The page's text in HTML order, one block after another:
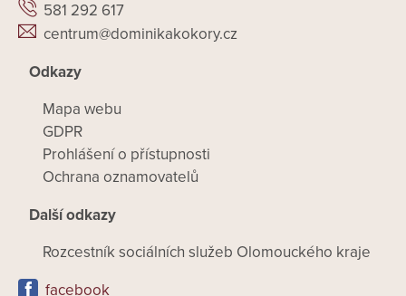
581 292 617
centrum@dominikakokory.cz
Odkazy
Mapa webu
GDPR
Prohlášení o přístupnosti
Ochrana oznamovatelů
Další odkazy
Rozcestník sociálních služeb Olomouckého kraje
facebook